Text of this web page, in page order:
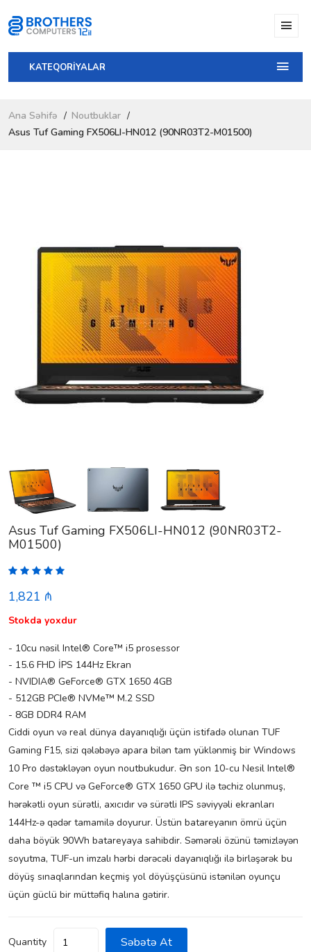
KATEQORİYALAR
Ana Səhifə
Noutbuklar
Asus Tuf Gaming FX506LI-HN012 (90NR03T2-M01500)
Asus Tuf Gaming FX506LI-HN012 (90NR03T2-
M01500)
1,821 ₼
Stokda yoxdur
- 10cu nəsil Intel® Core™ i5 prosessor
- 15.6 FHD İPS 144Hz Ekran
- NVIDIA® GeForce® GTX 1650 4GB
- 512GB PCIe® NVMe™ M.2 SSD
- 8GB DDR4 RAM
Ciddi oyun və real dünya dayanıqlığı üçün istifadə olunan TUF
Gaming F15, sizi qələbəyə apara bilən tam yüklənmiş bir Windows
10 Pro dəstəkləyən oyun noutbukudur. Ən son 10-cu Nesil Intel®
Core ™ i5 CPU və GeForce® GTX 1650 GPU ilə təchiz olunmuş,
hərəkətli oyun sürətli, axıcıdır və sürətli IPS səviyyəli ekranları
144Hz-ə qədər tamamilə doyurur. Üstün batareyanın ömrü üçün
daha böyük 90Wh batareyaya sahibdir. Səmərəli özünü təmizləyən
soyutma, TUF-un imzalı hərbi dərəcəli dayanıqlığı ilə birləşərək bu
döyüş sınaqlarından keçmiş yol döyüşçüsünü istənilən oyunçu
üçün güclü bir müttəfiq halına gətirir.
Quantity Səbətə At